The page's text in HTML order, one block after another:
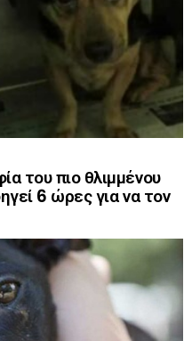
του πιο θλιμμένου
6 ώρες για να τον